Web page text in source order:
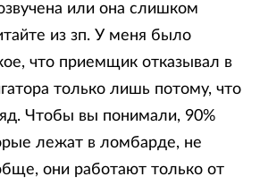
или она слишком
из зп. У меня было
что приемщик отказывал в
только лишь потому, что
Чтобы вы понимали, 90%
лежат в ломбарде, не
они работают только от